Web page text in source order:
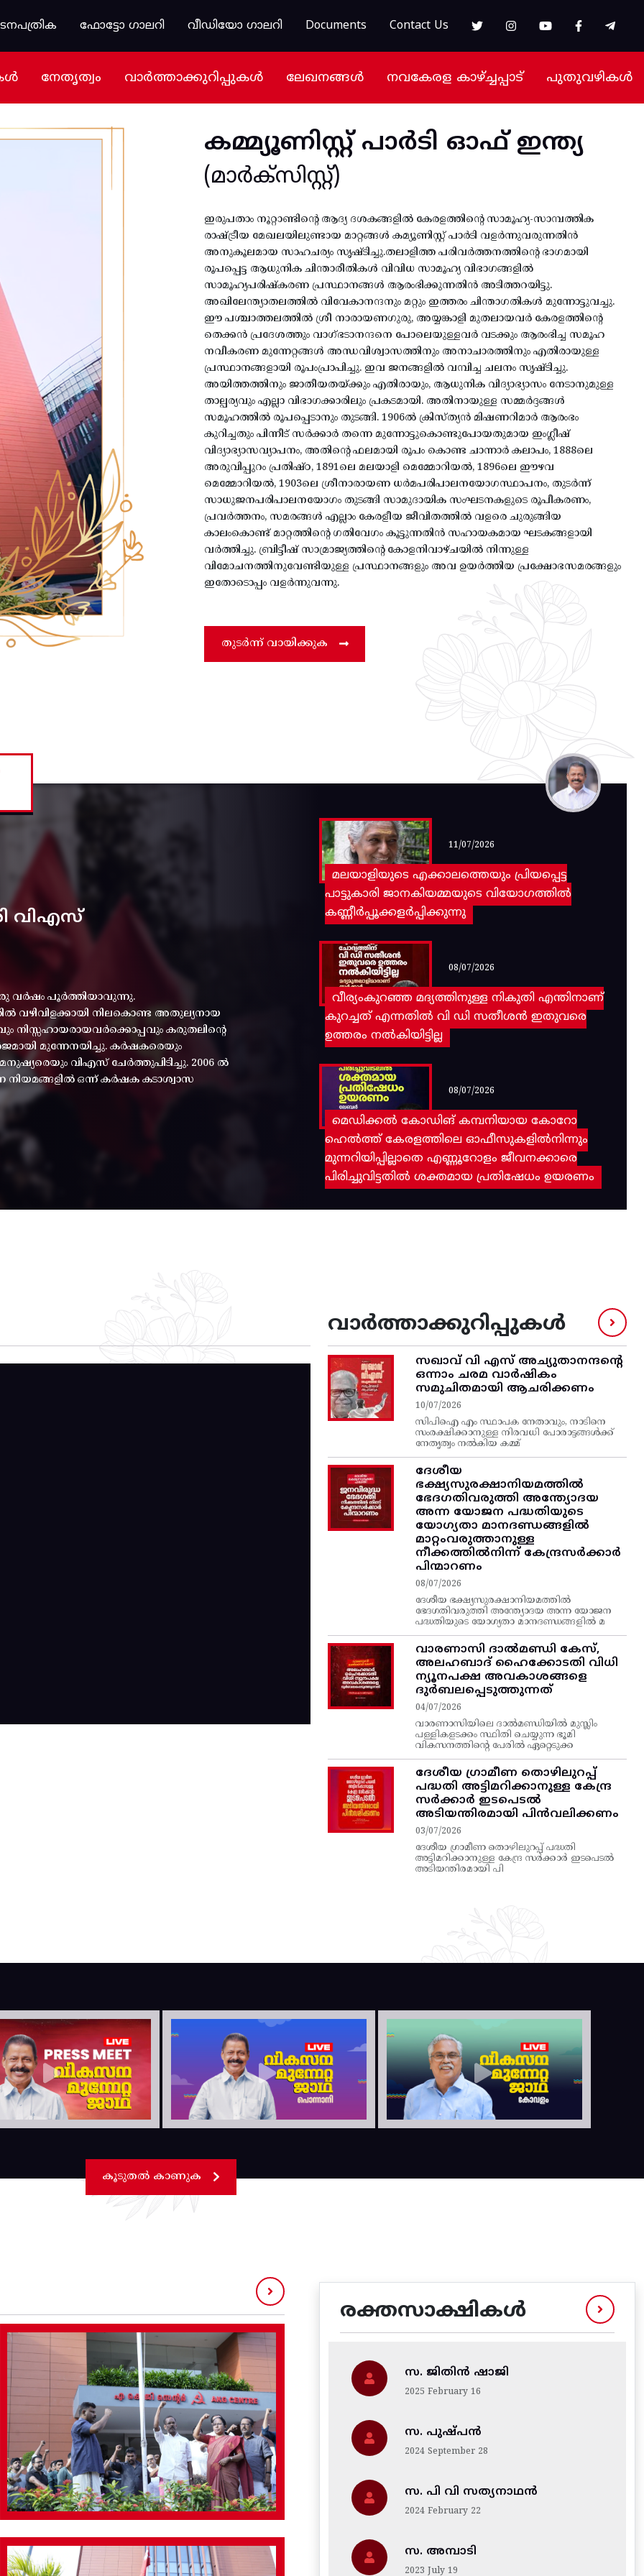
ഫോട്ടോ ഗാലറി വീഡിയോ ഗാലറി Documents Contact Us
നേതൃത്വം വാർത്താക്കുറിപ്പുകൾ ലേഖനങ്ങൾ നവകേരള കാഴ്ച്ചപ്പാട് പുതുവഴികൾ
കമ്മ്യൂണിസ്റ്റ് പാർടി ഓഫ് ഇന്ത്യ
(മാർക്സിസ്റ്റ്)
ഇരുപതാം നൂറ്റാണ്ടിന്റെ ആദ്യ ദശകങ്ങളിൽ കേരളത്തിന്റെ സാമൂഹ്യ-സാമ്പത്തിക
രാഷ്ട്രീയ മേഖലയിലുണ്ടായ മാറ്റങ്ങൾ കമ്യൂണിസ്റ്റ് പാർടി വളർന്നുവരുന്നതിൻ
അനുകൂലമായ സാഹചര്യം സൃഷ്ടിച്ചു.തലാളിത്ത പരിവർത്തനത്തിന്റെ ഭാഗമായി
രൂപപ്പെട്ട ആധുനിക ചിന്താരീതികൾ വിവിധ സാമൂഹ്യ വിഭാഗങ്ങളിൽ
സാമൂഹ്യപരിഷ്കരണ പ്രസ്ഥാനങ്ങൾ ആരംഭിക്കുന്നതിൻ അടിത്തറയിട്ടു.
അഖിലേന്ത്യാതലത്തിൽ വിവേകാനന്ദനും മറ്റും ഇത്തരം ചിന്താഗതികൾ മുന്നോട്ടുവച്ചു.
ഈ പശ്ചാത്തലത്തിൽ ശ്രീ നാരായണഗുരു, അയ്യങ്കാളി മുതലായവർ കേരളത്തിന്റെ
തെക്കൻ പ്രദേശത്തും വാഗ്ഭടാനന്ദനെ പോലെയുള്ളവർ വടക്കും ആരംഭിച്ച സമൂഹ
നവീകരണ മുന്നേറ്റങ്ങൾ അന്ധവിശ്വാസത്തിനും അനാചാരത്തിനും എതിരായുള്ള
പ്രസ്ഥാനങ്ങളായി രൂപംപ്രാപിച്ചു. ഇവ ജനങ്ങളിൽ വമ്പിച്ച ചലനം സൃഷ്ടിച്ചു.
അയിത്തത്തിനും ജാതീയതയ്ക്കും എതിരായും, ആധുനിക വിദ്യാഭ്യാസം നേടാനുമുള്ള
താല്പര്യവും എല്ലാ വിഭാഗക്കാരിലും പ്രകടമായി. അതിനായുള്ള സമ്മർദ്ദങ്ങൾ
സമൂഹത്തിൽ രൂപപ്പെടാനും തുടങ്ങി. 1906ൽ ക്രിസ്ത്യൻ മിഷണറിമാർ ആരംഭം
കുറിച്ചതും പിന്നീട് സർക്കാർ തന്നെ മുന്നോട്ടുകൊണ്ടുപോയതുമായ ഇംഗ്ലീഷ്
വിദ്യാഭ്യാസവ്യാപനം, അതിന്റെ ഫലമായി രൂപം കൊണ്ട ചാന്നാർ കലാപം, 1888ലെ
അരുവിപ്പുറം പ്രതിഷ്ഠ, 1891ലെ മലയാളി മെമ്മോറിയൽ, 1896ലെ ഈഴവ
മെമ്മോറിയൽ, 1903ലെ ശ്രീനാരായണ ധർമപരിപാലനയോഗസ്ഥാപനം, തുടർന്ന്
സാധുജനപരിപാലനയോഗം തുടങ്ങി സാമുദായിക സംഘടനകളുടെ രൂപീകരണം,
പ്രവർത്തനം, സമരങ്ങൾ എല്ലാം കേരളീയ ജീവിതത്തിൽ വളരെ ചുരുങ്ങിയ
കാലംകൊണ്ട് മാറ്റത്തിന്റെ ഗതിവേഗം കൂട്ടുന്നതിൻ സഹായകമായ ഘടകങ്ങളായി
വർത്തിച്ചു. ബ്രിട്ടീഷ് സാമ്രാജ്യത്തിന്റെ കോളനിവാഴ്ചയിൽ നിന്നുള്ള
വിമോചനത്തിനുവേണ്ടിയുള്ള പ്രസ്ഥാനങ്ങളും അവ ഉയർത്തിയ പ്രക്ഷോഭസമരങ്ങളും
ഇതോടൊപ്പം വളർന്നുവന്നു.
തുടർന്ന് വായിക്കുക
വിഎസ്
ഒരു വർഷം പൂർത്തിയാവുന്നു.
വഴിവിളക്കായി നിലകൊണ്ട അതുല്യനായ
നിസ്സഹായരായവർക്കൊപ്പവും കരുതലിന്റെ
മുന്നേനയിച്ചു. കർഷകരെയും
വിഎസ് ചേർത്തുപിടിച്ചു. 2006 ൽ
ഒന്ന് കർഷക കടാശ്വാസ
മലയാളിയുടെ എക്കാലത്തെയും പ്രിയപ്പെട്ട
പാട്ടുകാരി ജാനകിയമ്മയുടെ വിയോഗത്തിൽ
കണ്ണീർപ്പൂക്കളർപ്പിക്കുന്നു
11/07/2026
വീര്യംകുറഞ്ഞ മദ്യത്തിനുള്ള നികുതി എന്തിനാണ്
കുറച്ചത് എന്നതിൽ വി ഡി സതീശൻ ഇതുവരെ
ഉത്തരം നൽകിയിട്ടില്ല
08/07/2026
മെഡിക്കൽ കോഡിങ് കമ്പനിയായ കോറോ
ഹെൽത്ത് കേരളത്തിലെ ഓഫീസുകളിൽനിന്നും
മുന്നറിയിപ്പില്ലാതെ എണ്ണൂറോളം ജീവനക്കാരെ
പിരിച്ചുവിട്ടതിൽ‌ ശക്തമായ പ്രതിഷേധം ഉയരണം
08/07/2026
വാർത്താക്കുറിപ്പുകൾ
സഖാവ് വി എസ്‌ അച്യുതാനന്ദന്റെ
ഒന്നാം ചരമ വാര്‍ഷികം
സമുചിതമായി ആചരിക്കണം
10/07/2026
സിപിഐ എം സ്ഥാപക നേതാവും, നാടിനെ
സംരക്ഷിക്കാനുള്ള നിരവധി പോരാട്ടങ്ങള്‍ക്ക്‌
നേതൃത്വം നല്‍കിയ കമ്മ്
ദേശീയ
ഭക്ഷ്യസുരക്ഷാനിയമത്തിൽ
ഭേദഗതിവരുത്തി അന്ത്യോദയ
അന്ന യോജന പദ്ധതിയുടെ
യോഗ്യതാ മാനദണ്ഡങ്ങളിൽ
മാറ്റംവരുത്താനുള്ള
നീക്കത്തിൽനിന്ന്‌ കേന്ദ്രസർക്കാർ
പിന്മാറണം
08/07/2026
ദേശീയ ഭക്ഷ്യസുരക്ഷാനിയമത്തിൽ
ഭേദഗതിവരുത്തി അന്ത്യോദയ അന്ന യോജന
പദ്ധതിയുടെ യോഗ്യതാ മാനദണ്ഡങ്ങളിൽ മ
വാരണാസി ദാൽമണ്ഡി കേസ്,
അലഹബാദ് ഹൈക്കോടതി വിധി
ന്യൂനപക്ഷ അവകാശങ്ങളെ
ദുർബലപ്പെടുത്തുന്നത്
04/07/2026
വാരണാസിയിലെ ദാൽമണ്ഡിയിൽ മുസ്ലിം
പള്ളികളടക്കം സ്ഥിതി ചെയ്യുന്ന ഭൂമി
വികസനത്തിന്റെ പേരിൽ ഏറ്റെടുക്ക
ദേശീയ ഗ്രാമീണ തൊഴിലുറപ്പ്‌
പദ്ധതി അട്ടിമറിക്കാനുള്ള കേന്ദ്ര
സര്‍ക്കാര്‍ ഇടപെടല്‍
അടിയന്തിരമായി പിന്‍വലിക്കണം
03/07/2026
ദേശീയ ഗ്രാമീണ തൊഴിലുറപ്പ്‌ പദ്ധതി
അട്ടിമറിക്കാനുള്ള കേന്ദ്ര സര്‍ക്കാര്‍ ഇടപെടല്‍
അടിയന്തിരമായി പി
കൂടുതൽ കാണുക
രക്തസാക്ഷികൾ
സ. ജിതിന്‍ ഷാജി
2025 February 16
സ. പുഷ്പൻ
2024 September 28
സ. പി വി സത്യനാഥൻ
2024 February 22
സ. അമ്പാടി
2023 July 19